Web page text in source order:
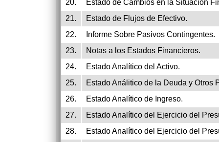
20.
Estado de Cambios en la Situación
21.
Estado de Flujos de Efectivo.
22.
Informe Sobre Pasivos Contingentes.
23.
Notas a los Estados Financieros.
24.
Estado Analítico del Activo.
25.
Estado Análitico de la Deuda y Otros
26.
Estado Analítico de Ingreso.
27.
Estado Analítico del Ejercicio del
28.
Estado Analítico del Ejercicio del